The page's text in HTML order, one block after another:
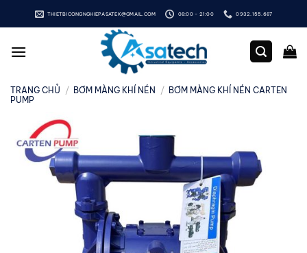
qua
dung
THIETBICONGNGHIEPASATEK@GMAIL.COM 08:00 - 21:00 0932.155.687
TRANG CHỦ / BƠM MÀNG KHÍ NÉN / BƠM MÀNG KHÍ NÉN CARTEN
PUMP